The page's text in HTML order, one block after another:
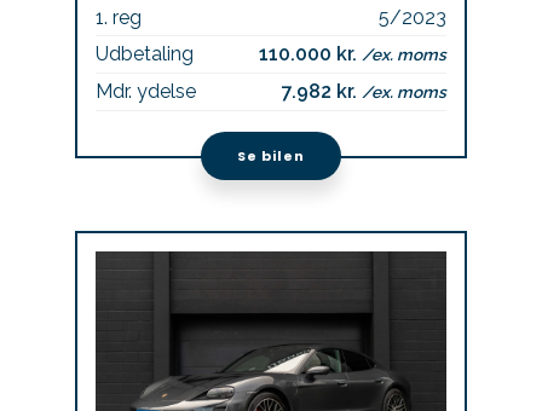
1. reg
5/2023
Udbetaling
110.000 kr./ex. moms
Mdr. ydelse 7.982 kr./ex. moms
Se bilen